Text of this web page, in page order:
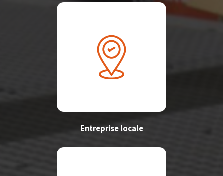
Entreprise locale